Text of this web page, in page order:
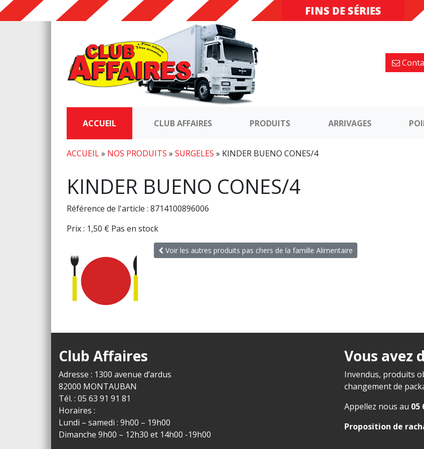
DESTOCKAGE
FINS DE SÉRIES
ACCUEIL CLUB AFFAIRES PRODUITS ARRIVAGES
ACCUEIL» NOS PRODUITS » SURGELES » KINDER BUENO CONES/4
KINDER BUENO CONES/4
Référence de l'article : 8714100896006
Prix : 1,50 € Pas en stock
Voir les autres produits pas chers de la famille Alimentaire
Club Affaires
Adresse : 1300 avenue d’ardus
82000 MONTAUBAN
Tél. : 05 63 91 91 81
Horaires :
Lundi – samedi : 9h00 – 19h00
Dimanche 9h00 – 12h30 et 14h00 -19h00
Vous avez
Invendus, produits
changement de
Appellez nous au 05
Proposition de